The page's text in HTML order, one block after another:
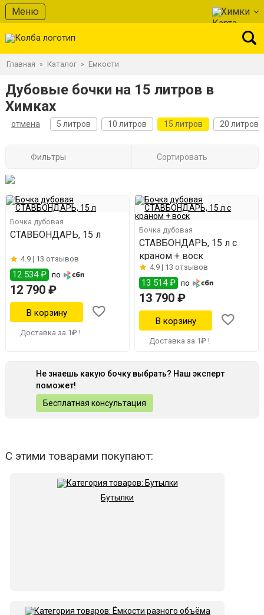
Меню Химки
Главная » Каталог » Емкости
Дубовые бочки на 15 литров в
Химках
отмена 5 литров 10 литров 15 литров 20 литров
Фильтры Сортировать
Бочка дубовая
СТАВБОНДАРЬ, 15 л
4.9 | 13 отзывов
12 534 ₽ по
12 790 ₽
Доставка за 1₽ !
Бочка дубовая
СТАВБОНДАРЬ, 15 л с
краном + воск
4.9 | 13 отзывов
13 514 ₽ по
13 790 ₽
Доставка за 1₽ !
Не знаешь какую бочку выбрать? Наш эксперт
поможет!
Бесплатная консультация
С этими товарами покупают:
Бутылки